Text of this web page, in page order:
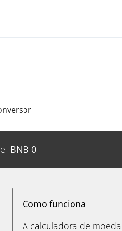
BNB 0
Como funciona
A calculadora de